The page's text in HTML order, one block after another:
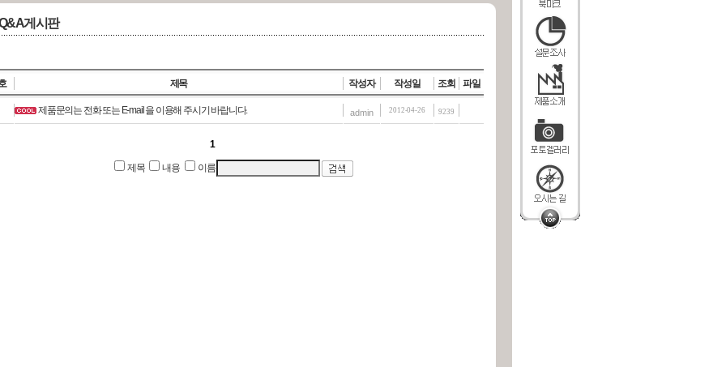
게시판
제목 작성자 작성일 조회 파일
제품문의는 전화 또는 E-mail 을 이용해 주시기 바랍니다. admin 2012-04-26 9239
1
제목 내용 이름